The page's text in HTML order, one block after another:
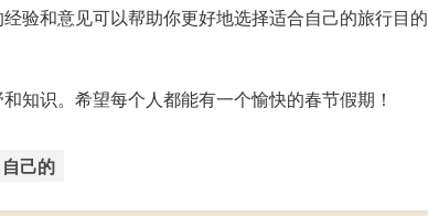
验和意见可以帮助你更好地选择适合自己的旅行目的
知识。希望每个人都能有一个愉快的春节假期！
自己的